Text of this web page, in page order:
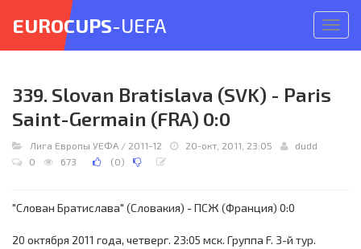
меню
EUROCUPS-UEFA
339. Slovan Bratislava (SVK) - Paris
Saint-Germain (FRA) 0:0
Лига Европы УЕФА / 2011-12 20-окт, 2011, 23:05
dudd
0
673 (0)
"Слован Братислава" (Словакия) - ПСЖ (Франция) 0:0
20 октября 2011 года, четверг. 23:05 мск. Группа F. 3-й тур.